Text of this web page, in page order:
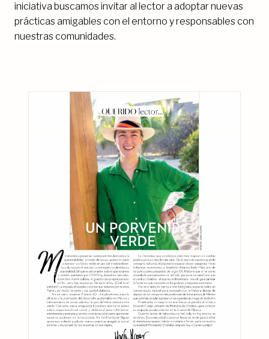
iniciativa buscamos invitar al lector a adoptar nuevas
prácticas amigables con el entorno y responsables con
nuestras comunidades.